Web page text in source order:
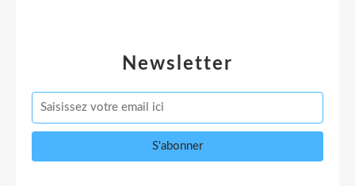
Newsletter